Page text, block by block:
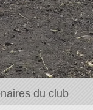
du club